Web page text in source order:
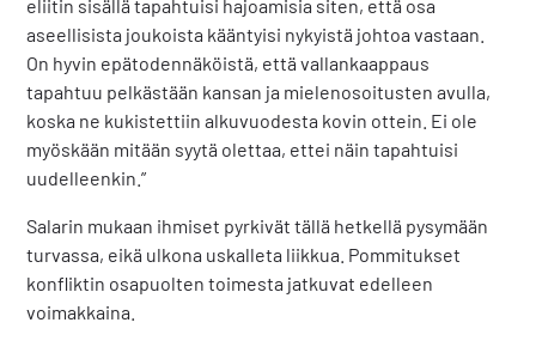
eliitin sisällä tapahtuisi hajoamisia siten, että osa
aseellisista joukoista kääntyisi nykyistä johtoa vastaan.
On hyvin epätodennäköistä, että vallankaappaus
tapahtuu pelkästään kansan ja mielenosoitusten avulla,
koska ne kukistettiin alkuvuodesta kovin ottein. Ei ole
myöskään mitään syytä olettaa, ettei näin tapahtuisi
uudelleenkin.”
Salarin mukaan ihmiset pyrkivät tällä hetkellä pysymään
turvassa, eikä ulkona uskalleta liikkua. Pommitukset
konfliktin osapuolten toimesta jatkuvat edelleen
voimakkaina.